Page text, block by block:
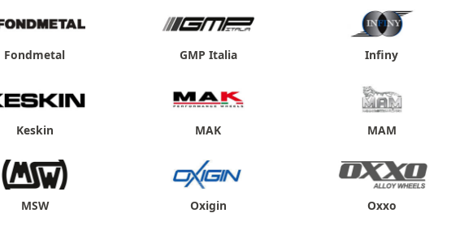
Fondmetal GMP Italia Infiny
Keskin MAK MAM
MSW Oxigin Oxxo